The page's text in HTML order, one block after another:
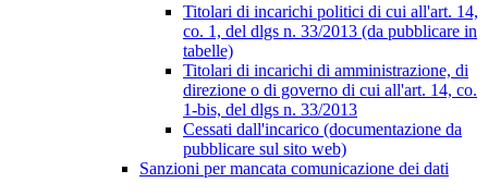
Titolari di incarichi politici di cui all'art. 14,
co. 1, del dlgs n. 33/2013 (da pubblicare in
tabelle)
Titolari di incarichi di amministrazione, di
direzione o di governo di cui all'art. 14, co.
1-bis, del dlgs n. 33/2013
Cessati dall'incarico (documentazione da
pubblicare sul sito web)
Sanzioni per mancata comunicazione dei dati